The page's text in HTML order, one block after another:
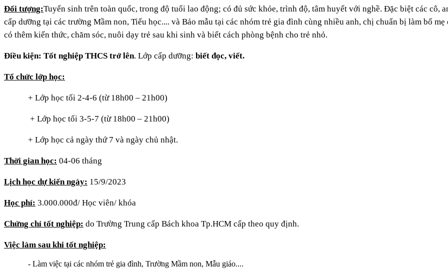
Đối tượng:Tuyển sinh trên toàn quốc, trong độ tuổi lao động; có đủ sức khỏe, trình độ, tâm huyết với nghề. Đặc biệt các cô,
cấp dưỡng tại các trường Mầm non, Tiểu học.... và Bảo mẫu tại các nhóm trẻ gia đình cùng nhiều anh, chị chuẩn bị làm bố mẹ
có thêm kiến thức, chăm sóc, nuôi dạy trẻ sau khi sinh và biết cách phòng bệnh cho trẻ nhỏ.
Điều kiện: Tốt nghiệp THCS trở lên. Lớp cấp dưỡng: biết đọc, viết.
Tổ chức lớp học:
+ Lớp học tối 2-4-6 (từ 18h00 – 21h00)
+ Lớp học tối 3-5-7 (từ 18h00 – 21h00)
+ Lớp học cả ngày thứ 7 và ngày chủ nhật.
Thời gian học: 04-06 tháng
Lịch học dự kiến ngày: 15/9/2023
Học phí: 3.000.000đ/ Học viên/ khóa
Chứng chỉ tốt nghiệp: do Trường Trung cấp Bách khoa Tp.HCM cấp theo quy định.
Việc làm sau khi tốt nghiệp:
- Làm việc tại các nhóm trẻ gia đình, Trường Mầm non, Mẫu giáo....